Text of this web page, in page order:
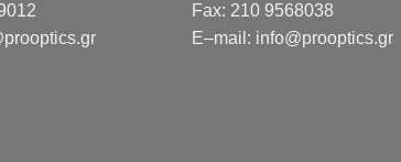
Fax: 210 9568038
E–mail : info@prooptics.gr